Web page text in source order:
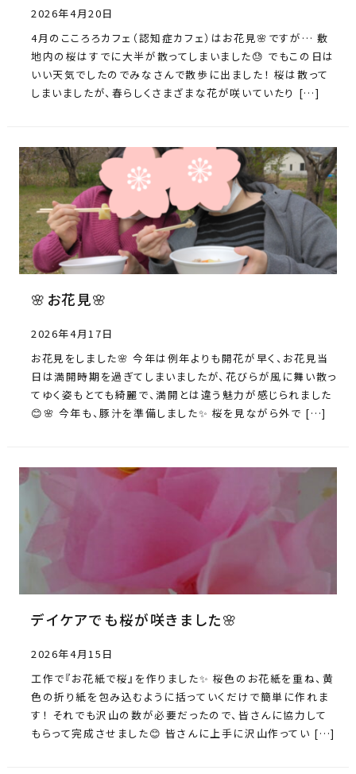
2026年4月20日
4月のこころろカフェ（認知症カフェ）はお花見🌸ですが… 敷
地内の桜はすでに大半が散ってしまいました😓 でもこの日は
いい天気でしたのでみなさんで散歩に出ました！ 桜は散って
しまいましたが、春らしくさまざまな花が咲いていたり […]
🌸お花見🌸
2026年4月17日
お花見をしました🌸 今年は例年よりも開花が早く、お花見当
日は満開時期を過ぎてしまいましたが、花びらが風に舞い散っ
てゆく姿もとても綺麗で、満開とは違う魅力が感じられました
😊🌸 今年も、豚汁を準備しました✨ 桜を見ながら外で […]
デイケアでも桜が咲きました🌸
2026年4月15日
工作で『お花紙で桜』を作りました✨ 桜色のお花紙を重ね、黄
色の折り紙を包み込むように括っていくだけで簡単に作れま
す！ それでも沢山の数が必要だったので、皆さんに協力して
もらって完成させました😊 皆さんに上手に沢山作ってい […]